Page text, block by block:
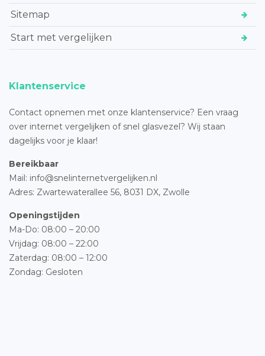
Sitemap
Start met vergelijken
Klantenservice
Contact opnemen met onze klantenservice? Een vraag
over internet vergelijken of snel glasvezel? Wij staan
dagelijks voor je klaar!
Bereikbaar
Mail: info@snelinternetvergelijken.nl
Adres: Zwartewaterallee 56, 8031 DX, Zwolle
Openingstijden
Ma-Do: 08:00 – 20:00
Vrijdag: 08:00 – 22:00
Zaterdag: 08:00 – 12:00
Zondag: Gesloten